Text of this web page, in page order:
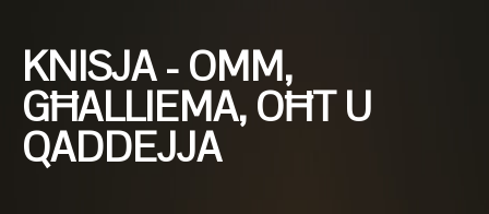
KNISJA - OMM,
GĦALLIEMA, OĦT U
QADDEJJA